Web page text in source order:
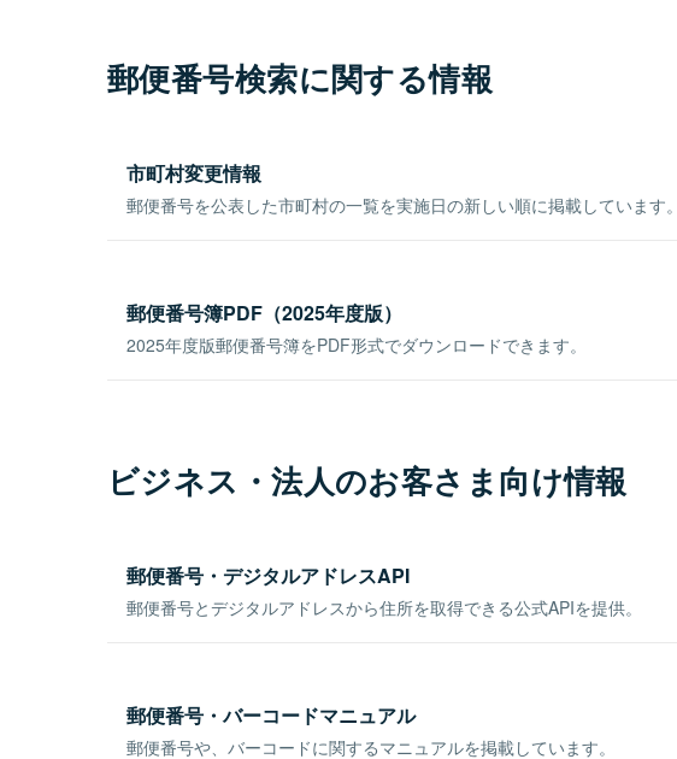
郵便番号検索に関する情報
市町村変更情報
郵便番号を公表した市町村の一覧を実施日の新しい順に掲載しています。
郵便番号簿PDF（2025年度版）
2025年度版郵便番号簿をPDF形式でダウンロードできます。
ビジネス・法人のお客さま向け情報
郵便番号・デジタルアドレスAPI
郵便番号とデジタルアドレスから住所を取得できる公式APIを提供。
郵便番号・バーコードマニュアル
郵便番号や、バーコードに関するマニュアルを掲載しています。